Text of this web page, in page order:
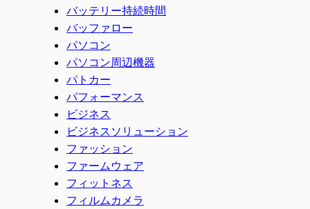
バッテリー持続時間
バッファロー
パソコン
パソコン周辺機器
パトカー
パフォーマンス
ビジネス
ビジネスソリューション
ファッション
ファームウェア
フィットネス
フィルムカメラ